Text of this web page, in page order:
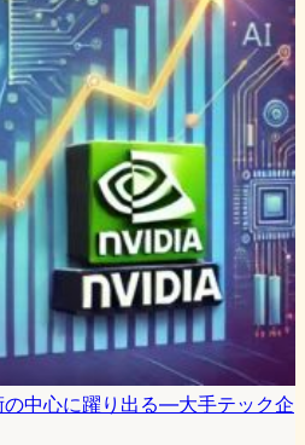
中心に躍り出る—大手テック企